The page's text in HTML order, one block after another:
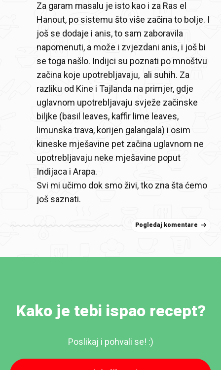
Za garam masalu je isto kao i za Ras el
Hanout, po sistemu što više začina to bolje. I
još se dodaje i anis, to sam zaboravila
napomenuti, a može i zvjezdani anis, i još bi
se toga našlo. Indijci su poznati po mnoštvu
začina koje upotrebljavaju, ali suhih. Za
razliku od Kine i Tajlanda na primjer, gdje
uglavnom upotrebljavaju svježe začinske
biljke (basil leaves, kaffir lime leaves,
limunska trava, korijen galangala) i osim
kineske mješavine pet začina uglavnom ne
upotrebljavaju neke mješavine poput
Indijaca i Arapa.
Svi mi učimo dok smo živi, tko zna šta ćemo
još saznati.
Pogledaj komentare
Kako je tebi ispao recept?
Poslikaj i pohvali se! :)